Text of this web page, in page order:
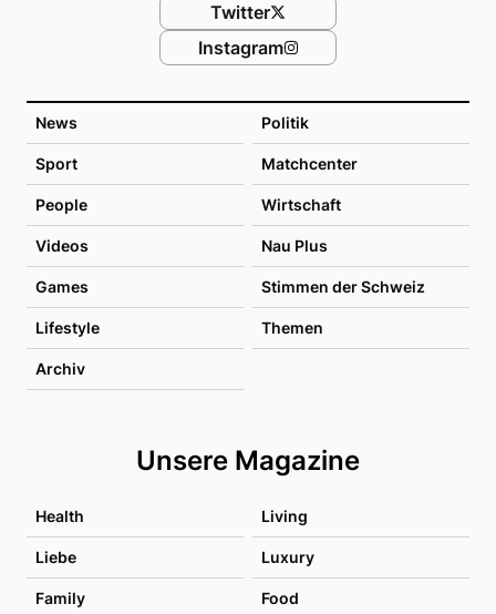
News Politik
Sport Matchcenter
People Wirtschaft
Videos Nau Plus
Games Stimmen der Schweiz
Lifestyle Themen
Archiv
Unsere Magazine
Health Living
Liebe Luxury
Family Food
Twitter
Instagram